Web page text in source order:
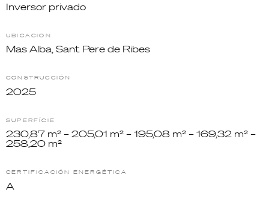
Inversor privado
UBICACION
Mas Alba, Sant Pere de Ribes
CONSTRUCCIÓN
2025
SUPERFÍCIE
230,87 m² – 205,01 m² – 195,08 m² – 169,32 m² –
258,20 m²
CERTIFICACIÓN ENERGÉTICA
A